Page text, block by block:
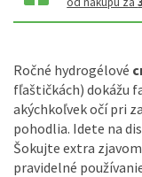
Ročné hydrogélové
fľaštičkách) dokážu
akýchkoľvek očí pri
pohodlia. Idete na
Šokujte extra
pravidelné